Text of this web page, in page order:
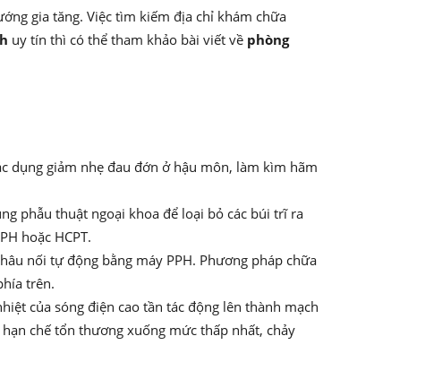
gia tăng. Việc tìm kiếm địa chỉ khám chữa
uy tín thì có thể tham khảo bài viết về phòng
dụng giảm nhẹ đau đớn ở hậu môn, làm kìm hãm
phẫu thuật ngoại khoa để loại bỏ các búi trĩ ra
hoặc HCPT.
nối tự động bằng máy PPH. Phương pháp chữa
trên.
của sóng điện cao tần tác động lên thành mạch
chế tổn thương xuống mức thấp nhất, chảy